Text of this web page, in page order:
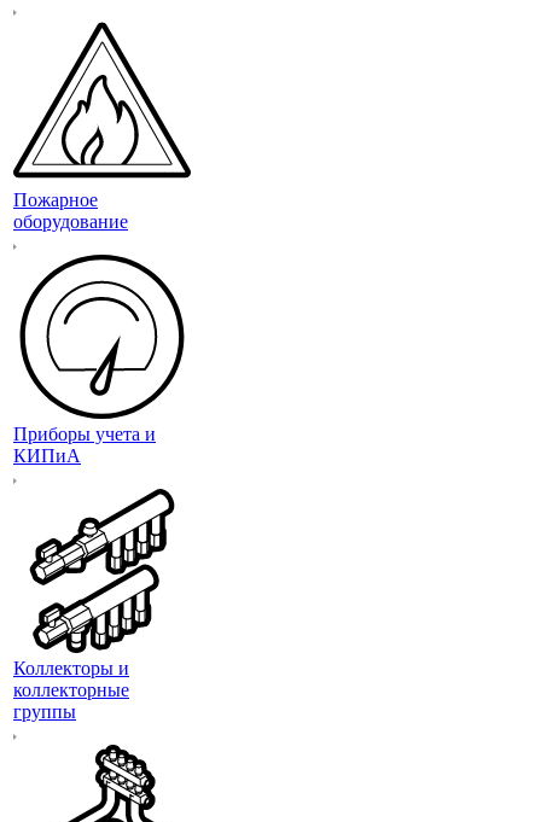
Пожарное
оборудование
Приборы учета и
КИПиА
Коллекторы и
коллекторные
группы